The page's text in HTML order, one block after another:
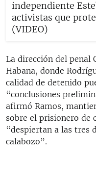
independiente
activistas que
(VIDEO)
La dirección del penal
Habana, donde
calidad de detenido
“conclusiones
afirmó Ramos,
sobre el prisionero de
“despiertan a las tres
calabozo”.